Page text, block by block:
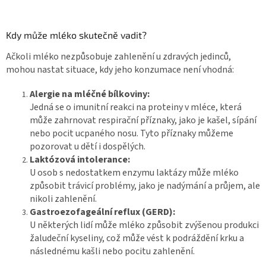
Kdy může mléko skutečně vadit?
Ačkoli mléko nezpůsobuje zahlenění u zdravých jedinců,
mohou nastat situace, kdy jeho konzumace není vhodná:
Alergie na mléčnébílkoviny:
Jedná se o imunitní reakci na proteiny v mléce, která
může zahrnovat respirační příznaky, jako je kašel, sípání
nebo pocit ucpaného nosu. Tyto příznaky můžeme
pozorovat u dětí i dospělých.
Laktózová intolerance:
U osob s nedostatkem enzymu laktázy může mléko
způsobit trávicí problémy, jako je nadýmání a průjem, ale
nikoli zahlenění.
Gastroezofageálníreflux (GERD):
U některých lidí může mléko způsobit zvýšenou produkci
žaludeční kyseliny, což může vést k podráždění krku a
následnému kašli nebo pocitu zahlenění.